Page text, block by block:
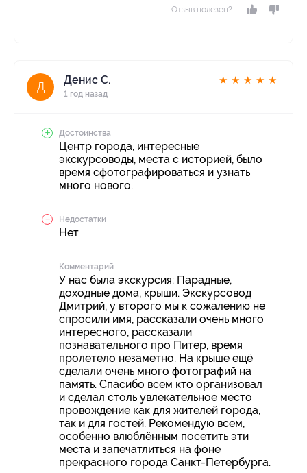
Отзыв полезен?
Д
Денис С.
1 год назад
★ ★ ★ ★ ★
Достоинства
Центр города, интересные
экскурсоводы, места с историей, было
время сфотографироваться и узнать
много нового.
Недостатки
Нет
Комментарий
У нас была экскурсия: Парадные,
доходные дома, крыши. Экскурсовод
Дмитрий, у второго мы к сожалению не
спросили имя, рассказали очень много
интересного, рассказали
познавательного про Питер, время
пролетело незаметно. На крыше ещё
сделали очень много фотографий на
память. Спасибо всем кто организовал
и сделал столь увлекательное место
провождение как для жителей города,
так и для гостей. Рекомендую всем,
особенно влюблённым посетить эти
места и запечатлиться на фоне
прекрасного города Санкт-Петербурга.